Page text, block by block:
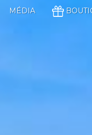
MÉDIA